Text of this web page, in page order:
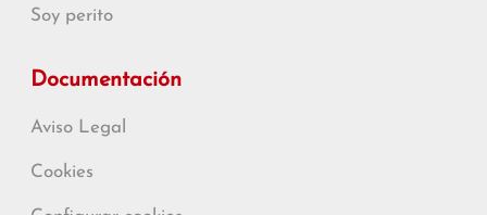
Soy perito
Documentación
Aviso Legal
Cookies